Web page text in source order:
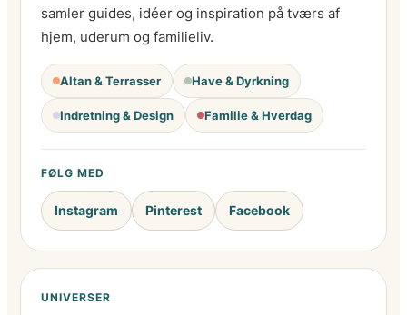
samler guides, idéer og inspiration på tværs af
hjem, uderum og familieliv.
Altan & Terrasser Have & Dyrkning
Indretning & Design Familie & Hverdag
FØLG MED
Instagram Pinterest Facebook
UNIVERSER